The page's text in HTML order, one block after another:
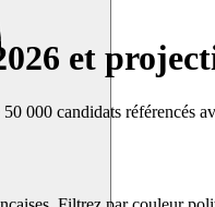
et
000 candidats référencés